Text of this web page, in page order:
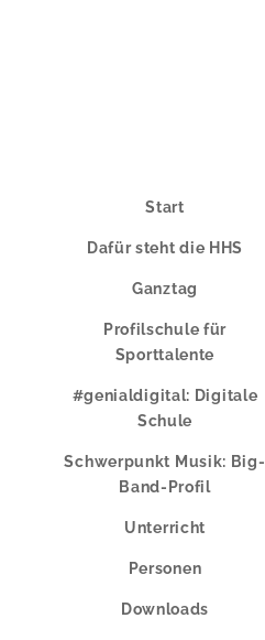
Start
Dafür steht die HHS
Ganztag
Profilschule für
Sporttalente
#genialdigital: Digitale
Schule
Schwerpunkt Musik: Big-
Band-Profil
Unterricht
Personen
Downloads